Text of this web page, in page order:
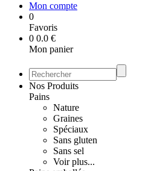
Mon compte
0
Favoris
0 0.0 €
Mon panier
Nos Produits
Pains
Nature
Graines
Spéciaux
Sans gluten
Sans sel
Voir plus...